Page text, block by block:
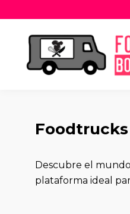
Descubre el
plataforma ideal